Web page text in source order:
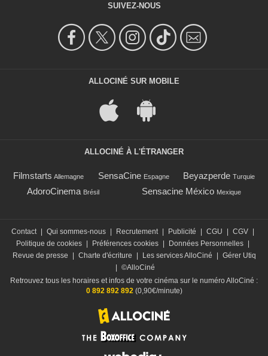
SUIVEZ-NOUS
ALLOCINÉ SUR MOBILE
ALLOCINÉ À L'ÉTRANGER
Filmstarts Allemagne SensaCine Espagne Beyazperde Turquie
AdoroCinema Brésil Sensacine México Mexique
Contact | Qui sommes-nous | Recrutement | Publicité | CGU | CGV |
Politique de cookies | Préférences cookies | Données Personnelles |
Revue de presse
| Charte d'écriture | Les services AlloCiné | Gérer Utiq
| ©AlloCiné
Retrouvez tous les horaires et infos de votre cinéma sur le numéro AlloCiné :
0 892 892 892 (0,90€/minute)